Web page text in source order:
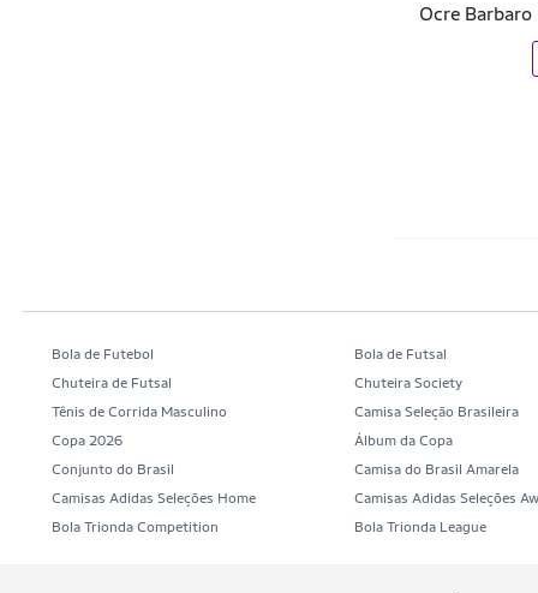
Colcci
Columbia
Ocre Barbaro
Bola de Futebol Bola de Futsal
Chuteira de Futsal
Chuteira Society
Tênis de Corrida Masculino
Camisa Seleção Brasileira
Copa 2026
Álbum da Copa
Conjunto do Brasil
Camisa do Brasil Amarela
Camisas Adidas Seleções Home
Camisas Adidas Seleções
Bola Trionda Competition
Bola Trionda League